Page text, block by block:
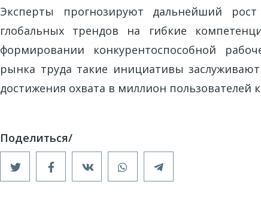
Эксперты прогнозируют дальнейший
глобальных трендов на гибкие
формировании конкурентоспособной
рынка труда такие инициативы
достижения охвата в миллион пользователей